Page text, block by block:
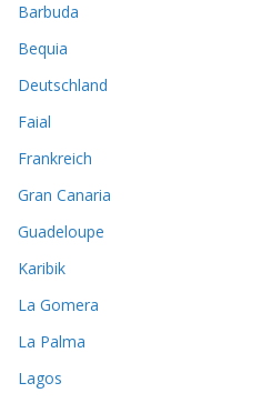
Barbuda
Bequia
Deutschland
Faial
Frankreich
Gran Canaria
Guadeloupe
Karibik
La Gomera
La Palma
Lagos